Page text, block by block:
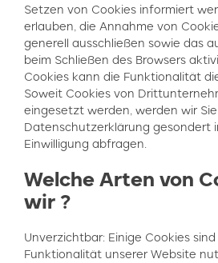
Setzen von Cookies informiert
erlauben, die Annahme von
generell ausschließen sowie das
beim Schließen des Browsers
Cookies kann die Funktionalität
Soweit Cookies von
eingesetzt werden, werden wir
Datenschutzerklärung gesondert
Einwilligung abfragen.
Welche Arten von
wir ?
Unverzichtbar: Einige Cookies
Funktionalität unserer Website